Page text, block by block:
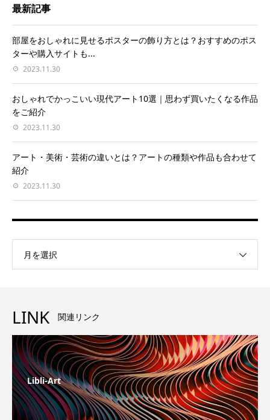
最新記事
部屋をおしゃれに見せるポスターの飾り方とは？おすすめのポス
ターや購入サイトも...
2023.11.30
おしゃれでかっこいい現代アート10選｜思わず買いたくなる作品
をご紹介
2023.11.30
アート・美術・芸術の違いとは？アートの種類や作品も合わせて
紹介
2023.11.30
月を選択
LINK 関連リンク
Libli-Art